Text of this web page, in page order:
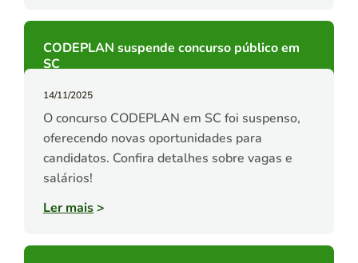
CODEPLAN suspende concurso público em
SC
14/11/2025
O concurso CODEPLAN em SC foi suspenso,
oferecendo novas oportunidades para
candidatos. Confira detalhes sobre vagas e
salários!
Ler mais>